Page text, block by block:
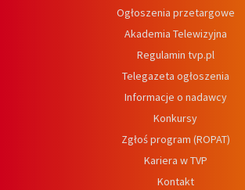
Ogłoszenia przetargowe
Akademia Telewizyjna
Regulamin tvp.pl
Telegazeta ogłoszenia
Informacje o nadawcy
Konkursy
Zgłoś program (ROPAT)
Kariera w TVP
Kontakt